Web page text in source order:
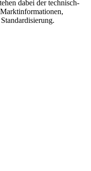
dabei der technisch-